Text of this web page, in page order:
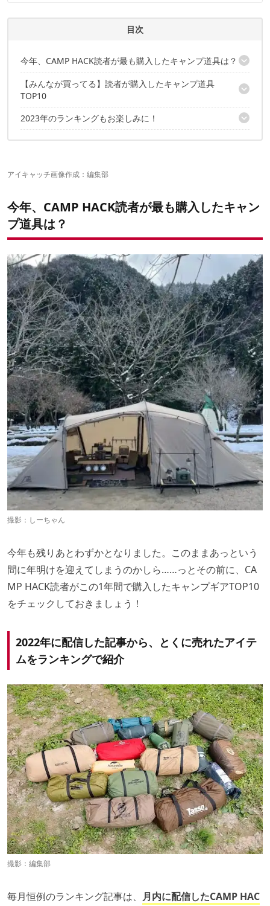
す！▶2016年～CAMP HACKライター
目次
今年、CAMP HACK読者が最も購入したキャンプ道具は？
2022年に配信した記事から、とくに売れたアイテムをランキング
で紹介
【みんなが買ってる】読者が購入したキャンプ道具
TOP10
10位：バンドック「ソロベース EX」
6位：サンライン「おにやんま君」
3位：マラスペック「グローテープロール」
2位：FLEXTAILGEAR「TINY PUMP」
1位：SOTO「ガス抜きツール」
2023年のランキングもお楽しみに！
アイキャッチ画像作成：編集部
今年、CAMP HACK読者が最も購入したキャン
プ道具は？
撮影：しーちゃん
今年も残りあとわずかとなりました。このままあっという
間に年明けを迎えてしまうのかしら……っとその前に、CA
MP HACK読者がこの1年間で購入したキャンプギアTOP10
をチェックしておきましょう！
2022年に配信した記事から、とくに売れたアイテ
ムをランキングで紹介
撮影：編集部
毎月恒例のランキング記事は、 月内に配信したCAMP HAC